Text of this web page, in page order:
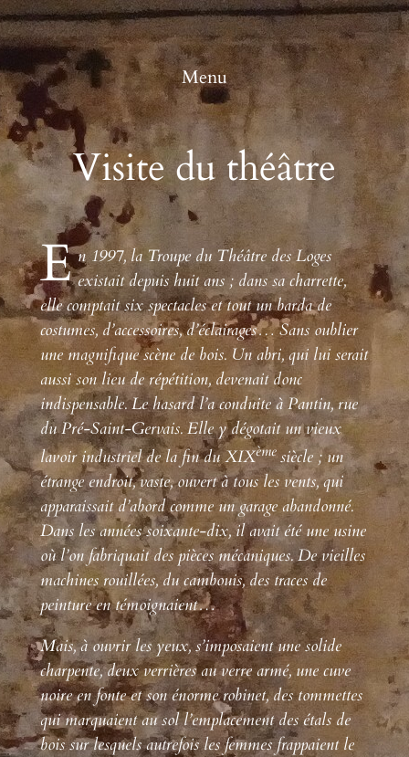
Aller
au
contenu
Menu
Visite du théâtre
E n 1997, la Troupe du Théâtre des Loges
existait depuis huit ans ; dans sa charrette,
elle comptait six spectacles et tout un barda de
costumes, d’accessoires, d’éclairages… Sans oublier
une magnifique scène de bois. Un abri, qui lui serait
aussi son lieu de répétition, devenait donc
indispensable. Le hasard l’a conduite à Pantin, rue
du Pré-Saint-Gervais. Elle y dégotait un vieux
lavoir industriel de la fin du XIXèmesiècle ; un
étrange endroit, vaste, ouvert à tous les vents, qui
apparaissait d’abord comme un garage abandonné.
Dans les années soixante-dix, il avait été une usine
où l’on fabriquait des pièces mécaniques. De vieilles
machines rouillées, du cambouis, des traces de
peinture en témoignaient…
Mais, à ouvrir les yeux, s’imposaient une solide
charpente, deux verrières au verre armé, une cuve
noire en fonte et son énorme robinet, des tommettes
qui marquaient au sol l’emplacement des étals de
bois sur lesquels autrefois les femmes frappaient le